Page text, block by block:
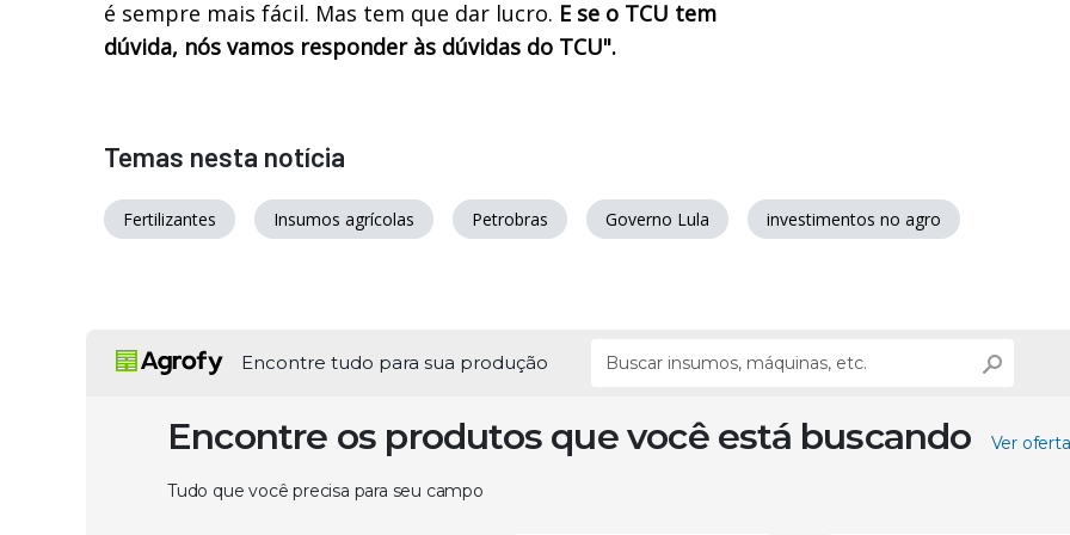
é sempre mais fácil. Mas tem que dar lucro. E se o TCU tem
dúvida, nós vamos responder às dúvidas do TCU".
Temas nesta notícia
Fertilizantes Insumos agrícolas Petrobras Governo Lula investimentos no agro
Encontre tudo para sua produção
Encontre os produtos que você está buscando Ver
Tudo que você precisa para seu campo